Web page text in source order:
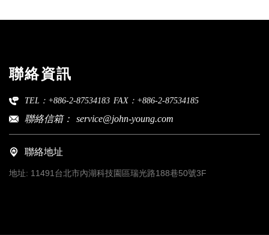
聯絡資訊
TEL：+886-2-87534183 FAX：+886-2-87534185
聯絡信箱： service@john-young.com
聯絡地址
地址: 11491台北市內湖科技園區瑞光路188巷50號3F